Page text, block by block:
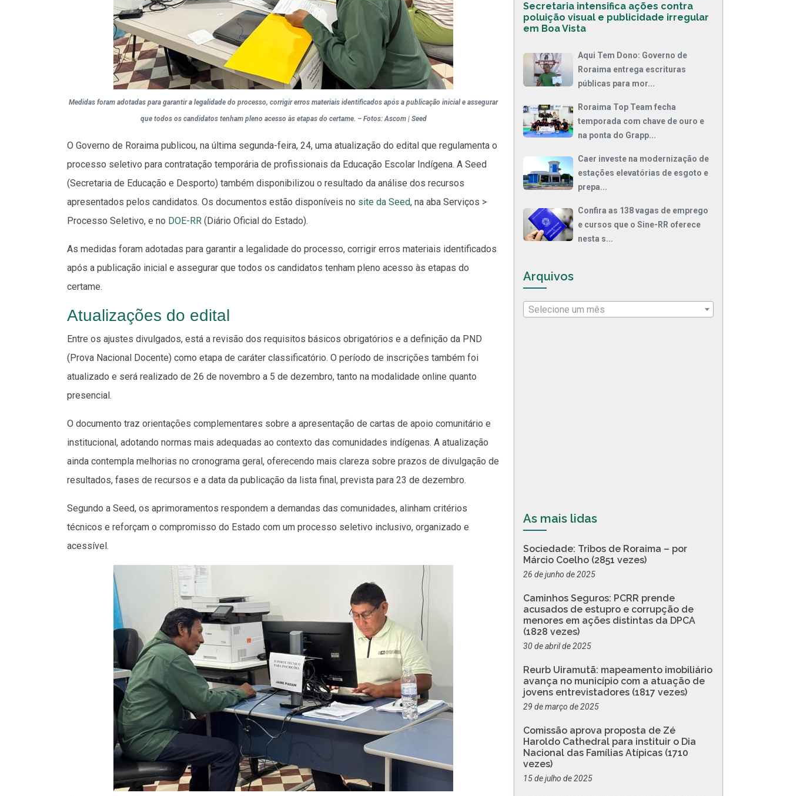
Medidas foram adotadas para garantir a legalidade do processo, corrigir erros materiais identificados após a publicação inicial e assegurar
que todos os candidatos tenham pleno acesso às etapas do certame. – Fotos: Ascom | Seed
O Governo de Roraima publicou, na última segunda-feira, 24, uma atualização do edital que regulamenta o
processo seletivo para contratação temporária de profissionais da Educação Escolar Indígena. A Seed
(Secretaria de Educação e Desporto) também disponibilizou o resultado da análise dos recursos
apresentados pelos candidatos. Os documentos estão disponíveis no site da Seed, na aba Serviços >
Processo Seletivo, e no DOE-RR (Diário Oficial do Estado).
As medidas foram adotadas para garantir a legalidade do processo, corrigir erros materiais identificados
após a publicação inicial e assegurar que todos os candidatos tenham pleno acesso às etapas do
certame.
Atualizações do edital
Entre os ajustes divulgados, está a revisão dos requisitos básicos obrigatórios e a definição da PND
(Prova Nacional Docente) como etapa de caráter classificatório. O período de inscrições também foi
atualizado e será realizado de 26 de novembro a 5 de dezembro, tanto na modalidade online quanto
presencial.
O documento traz orientações complementares sobre a apresentação de cartas de apoio comunitário e
institucional, adotando normas mais adequadas ao contexto das comunidades indígenas. A atualização
ainda contempla melhorias no cronograma geral, oferecendo mais clareza sobre prazos de divulgação de
resultados, fases de recursos e a data da publicação da lista final, prevista para 23 de dezembro.
Segundo a Seed, os aprimoramentos respondem a demandas das comunidades, alinham critérios
técnicos e reforçam o compromisso do Estado com um processo seletivo inclusivo, organizado e
acessível.
Secretaria intensifica ações contra
poluição visual e publicidade irregular
em Boa Vista
Aqui Tem Dono: Governo de
Roraima entrega escrituras
públicas para mor...
Roraima Top Team fecha
temporada com chave de ouro e
na ponta do Grapp...
Caer investe na modernização de
estações elevatórias de esgoto e
prepa...
Confira as 138 vagas de emprego
e cursos que o Sine-RR oferece
nesta s...
Arquivos
Selecione um mês
As mais lidas
Sociedade: Tribos de Roraima – por
Márcio Coelho (2851 vezes)
26 de junho de 2025
Caminhos Seguros: PCRR prende
acusados de estupro e corrupção de
menores em ações distintas da DPCA
(1828 vezes)
30 de abril de 2025
Reurb Uiramutã: mapeamento imobiliário
avança no município com a atuação de
jovens entrevistadores (1817 vezes)
29 de março de 2025
Comissão aprova proposta de Zé
Haroldo Cathedral para instituir o Dia
Nacional das Famílias Atípicas (1710
vezes)
15 de julho de 2025